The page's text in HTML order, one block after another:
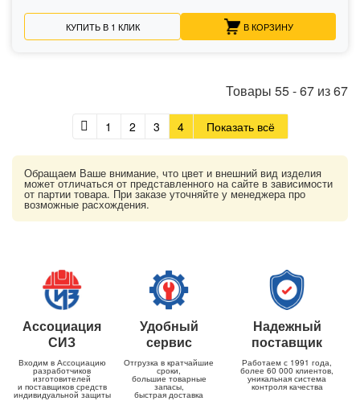
КУПИТЬ В 1 КЛИК В КОРЗИНУ
Товары 55-67 из67
1 2 3 4 Показать всё
Обращаем Ваше внимание, что цвет и внешний вид изделия
может отличаться от представленного на сайте в зависимости
от партии товара. При заказе уточняйте у менеджера про
возможные расхождения.
Ассоциация
СИЗ
Входим в Ассоциацию
разработчиков
изготовителей
и поставщиков средств
индивидуальной защиты
Удобный
сервис
Отгрузка в кратчайшие
сроки,
большие товарные
запасы,
быстрая доставка
Надежный
поставщик
Работаем с 1991 года,
более 60 000 клиентов,
уникальная система
контроля качества